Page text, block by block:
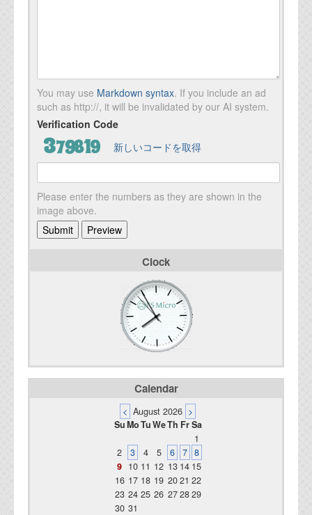
You may use Markdown syntax. If you include an ad
such as http://, it will be invalidated by our AI system.
Verification Code
新しいコードを取得
Please enter the numbers as they are shown in the
image above.
Clock
Calendar
< August 2026 >
SuMoTuWeTh FrSa
1
2
3 4 5 6 7 8
9 10 11 12 13 14 15
16 17 18 19 2021 22
23 24 25 26 272829
30 31